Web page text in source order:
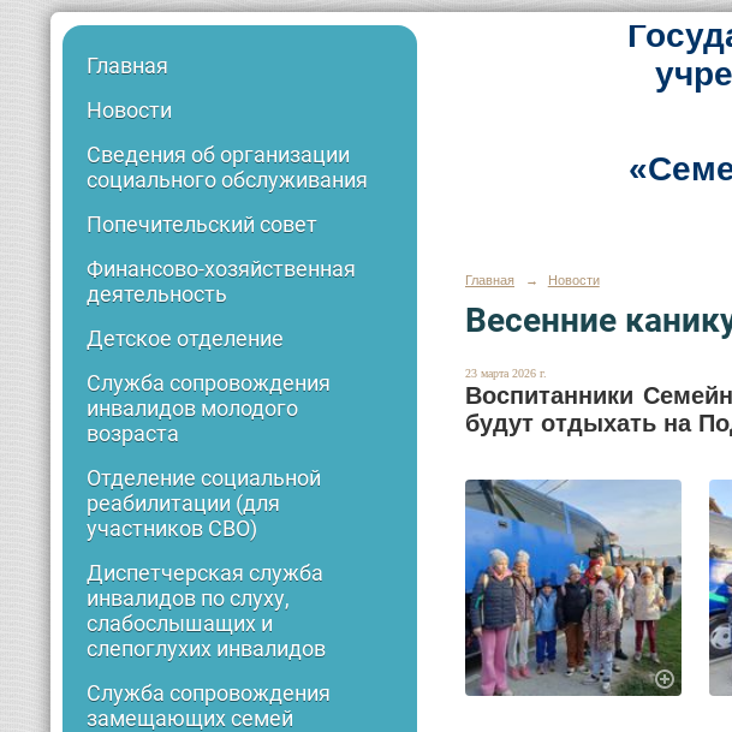
Главная
Новости
Сведения об организации
социального обслуживания
Попечительский совет
Финансово-хозяйственная
деятельность
Детское отделение
Служба сопровождения
инвалидов молодого
возраста
Отделение социальной
реабилитации (для
участников СВО)
Диспетчерская служба
инвалидов по слуху,
слабослышащих и
слепоглухих инвалидов
Служба сопровождения
замещающих семей
Главная → Новости
Весенние
23 марта 2026 г.
Воспитанники
будут отдыхать на